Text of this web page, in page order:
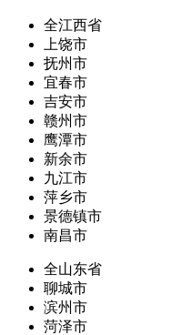
全江西省
上饶市
抚州市
宜春市
吉安市
赣州市
鹰潭市
新余市
九江市
萍乡市
景德镇市
南昌市
全山东省
聊城市
滨州市
菏泽市